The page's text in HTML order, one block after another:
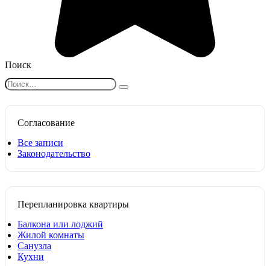
Поиск
Search
for:
Согласование
Все записи
Законодательство
Перепланировка квартиры
Балкона или лоджий
Жилой комнаты
Санузла
Кухни